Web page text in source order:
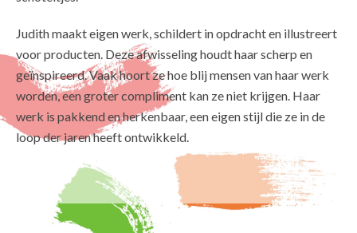
Judith maakt eigen werk, schildert in opdracht en illustreert
voor producten. Deze afwisseling houdt haar scherp en
geïnspireerd. Vaak hoort ze hoe blij mensen van haar werk
worden, een groter compliment kan ze niet krijgen. Haar
werk is pakkend en herkenbaar, een eigen stijl die ze in de
loop der jaren heeft ontwikkeld.